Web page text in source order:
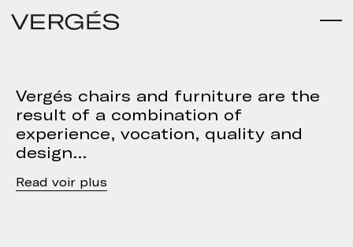
Vergés chairs and furniture are the
result of a combination of
experience, vocation, quality and
design
Read